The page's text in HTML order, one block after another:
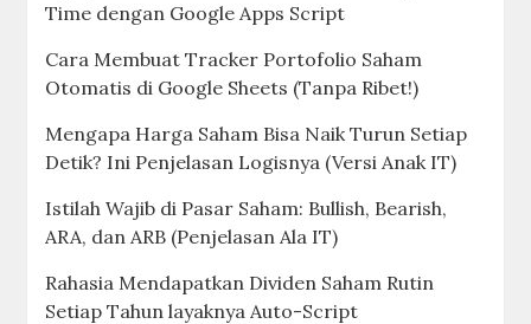
Time dengan Google Apps Script
Cara Membuat Tracker Portofolio Saham
Otomatis di Google Sheets (Tanpa Ribet!)
Mengapa Harga Saham Bisa Naik Turun Setiap
Detik? Ini Penjelasan Logisnya (Versi Anak IT)
Istilah Wajib di Pasar Saham: Bullish, Bearish,
ARA, dan ARB (Penjelasan Ala IT)
Rahasia Mendapatkan Dividen Saham Rutin
Setiap Tahun layaknya Auto-Script